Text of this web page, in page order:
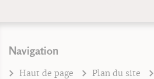
Navigation
Haut de page Plan du site